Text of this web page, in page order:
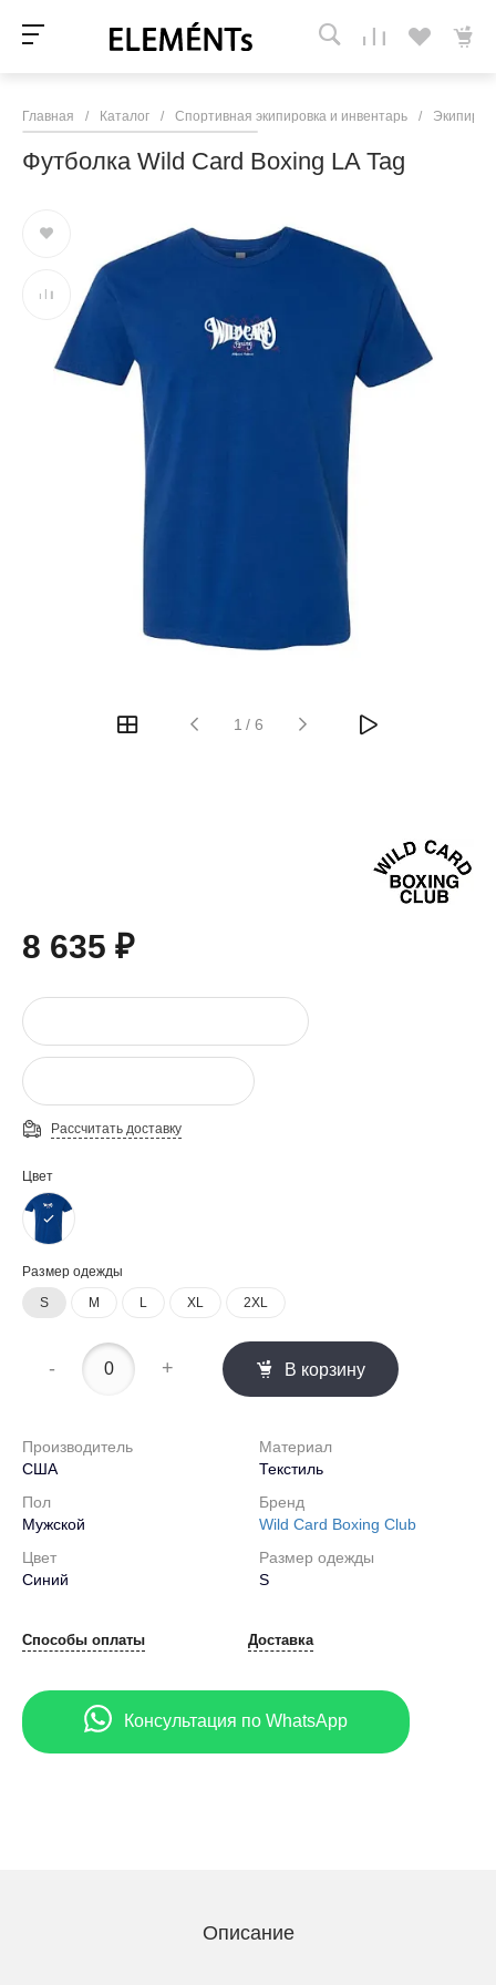
Главная / Каталог / Спортивная экипировка и инвентарь /
Футболка Wild Card Boxing LA Tag
1 / 6
8 635 ₽
Рассчитать доставку
Цвет
Размер одежды
S
M L XL 2XL
- + В корзину
Производитель
США
Материал
Текстиль
Пол
Мужской
Бренд
Wild Card Boxing Club
Цвет
Синий
Размер одежды
S
Способы оплаты Доставка
Консультация по WhatsApp
Описание